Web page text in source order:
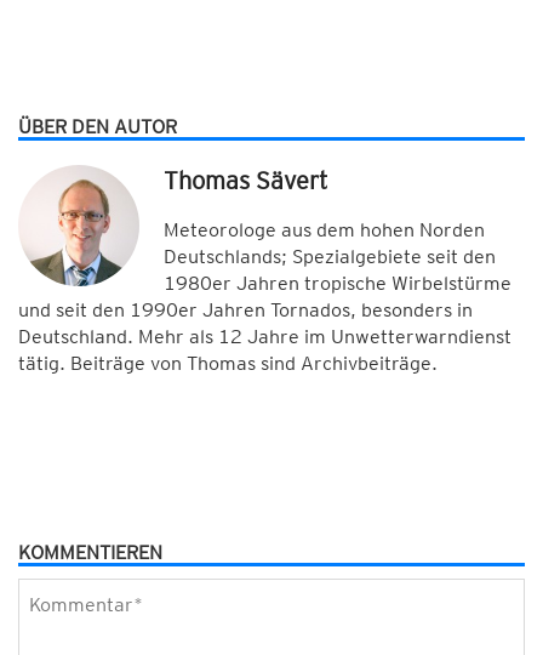
ÜBER DEN AUTOR
Thomas Sävert
Meteorologe aus dem hohen Norden
Deutschlands; Spezialgebiete seit den
1980er Jahren tropische Wirbelstürme
und seit den 1990er Jahren Tornados, besonders in
Deutschland. Mehr als 12 Jahre im Unwetterwarndienst
tätig. Beiträge von Thomas sind Archivbeiträge.
KOMMENTIEREN